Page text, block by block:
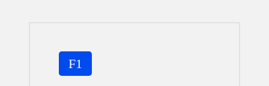
Publicada
en
F1